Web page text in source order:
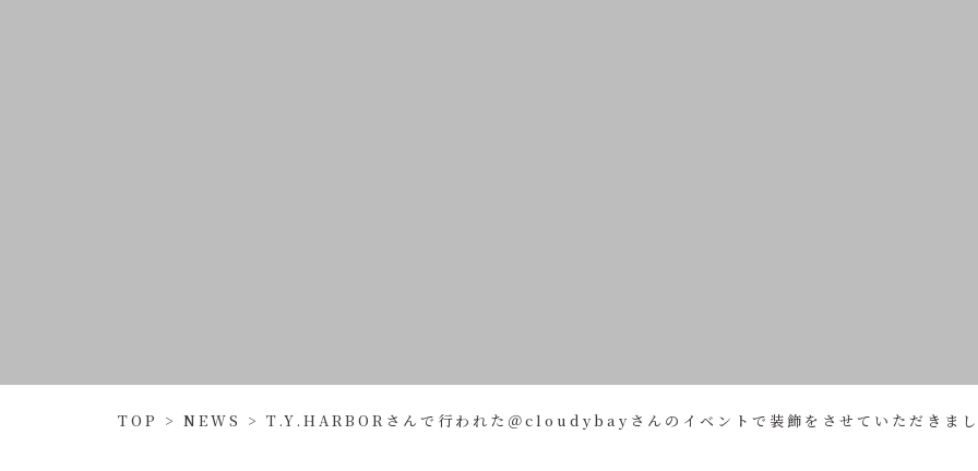
TOP > NEWS > T.Y.HARBORさんで行われた＠cloudybayさんのイベントで装飾をさせていただきまし